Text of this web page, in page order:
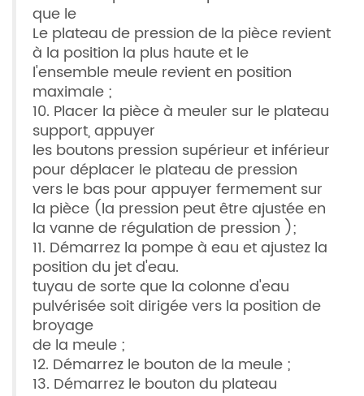
que le
Le plateau de pression de la pièce revient
à la position la plus haute et le
l'ensemble meule revient en position
maximale ;
10. Placer la pièce à meuler sur le plateau
support, appuyer
les boutons pression supérieur et inférieur
pour déplacer le plateau de pression
vers le bas pour appuyer fermement sur
la pièce (la pression peut être ajustée en
la vanne de régulation de pression );
11. Démarrez la pompe à eau et ajustez la
position du jet d'eau.
tuyau de sorte que la colonne d'eau
pulvérisée soit dirigée vers la position de
broyage
de la meule ;
12. Démarrez le bouton de la meule ;
13. Démarrez le bouton du plateau